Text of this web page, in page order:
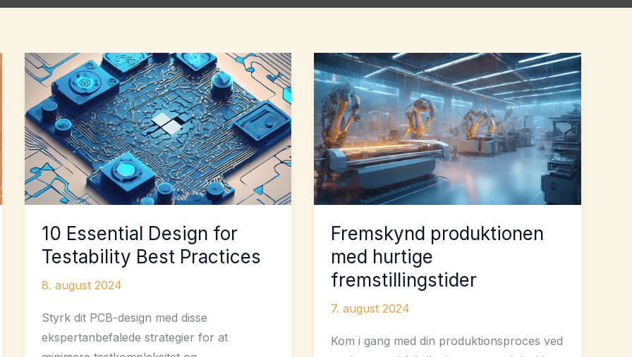
10 Essential Design for
Testability Best Practices
8. august 2024
Styrk dit PCB-design med disse
ekspertanbefalede strategier for at
Fremskynd produktionen
med hurtige
fremstillingstider
7. august 2024
Kom i gang med din produktionsproces ved